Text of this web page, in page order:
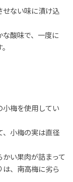
ない味に漬け込
酸味で、一度に
小梅を使用してい
小梅の実は直径
い果肉が詰まって
、南高梅に劣ら